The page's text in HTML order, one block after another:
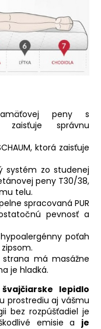
peny s
zaisťuje správnu
ktorá zaisťuje
systém zo studenej
peny T30/38,
telu.
spracovaná PUR
pevnosť a
poťah
má masážne
je hladká.
švajčiarske lepidlo
prostrediu aj vášmu
bez rozpúšťadiel je
emisie a je